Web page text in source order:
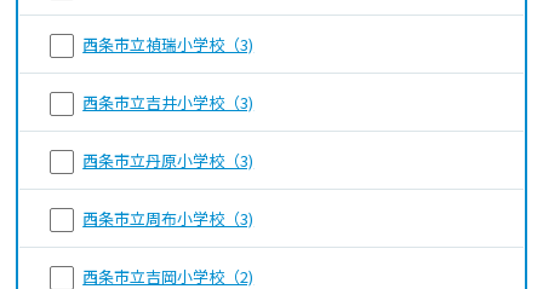
西条市立禎瑞小学校（3)
西条市立吉井小学校（3)
西条市立丹原小学校（3)
西条市立周布小学校（3)
西条市立吉岡小学校（2)